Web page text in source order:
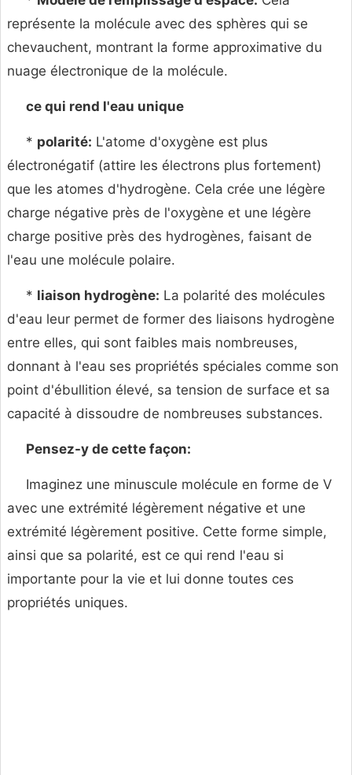
représente la molécule avec des sphères qui se
chevauchent, montrant la forme approximative du
nuage électronique de la molécule.
ce qui rend l'eau unique
* polarité: L'atome d'oxygène est plus
électronégatif (attire les électrons plus fortement)
que les atomes d'hydrogène. Cela crée une légère
charge négative près de l'oxygène et une légère
charge positive près des hydrogènes, faisant de
l'eau une molécule polaire.
* liaison hydrogène: La polarité des molécules
d'eau leur permet de former des liaisons hydrogène
entre elles, qui sont faibles mais nombreuses,
donnant à l'eau ses propriétés spéciales comme son
point d'ébullition élevé, sa tension de surface et sa
capacité à dissoudre de nombreuses substances.
Pensez-y de cette façon:
Imaginez une minuscule molécule en forme de V
avec une extrémité légèrement négative et une
extrémité légèrement positive. Cette forme simple,
ainsi que sa polarité, est ce qui rend l'eau si
importante pour la vie et lui donne toutes ces
propriétés uniques.